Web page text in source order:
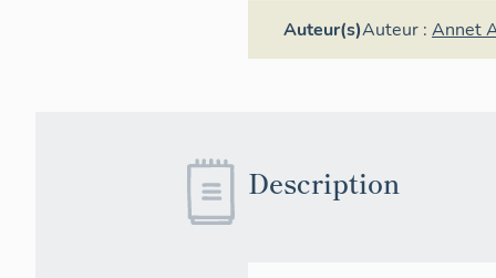
Auteur(s)Auteur : Annet
Description